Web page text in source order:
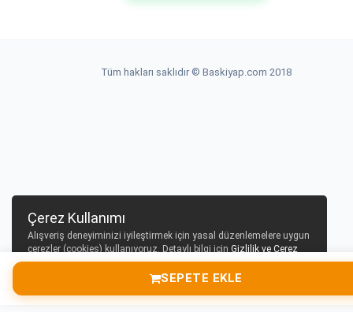
SEPETE EKLE
Tüm hakları saklıdır © Baskiyap.com 2018
Çerez Kullanımı
Alışveriş deneyiminizi iyileştirmek için yasal düzenlemelere uygun
çerezler (cookies) kullanıyoruz. Detaylı bilgi için Gizlilik ve Çerez
Politikasısayfamızı inceleyebilirsiniz.